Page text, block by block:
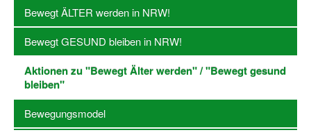
Qualifizierung
SSB Qualifizierungen
Übersicht Qualifizierungswege
Qualifizierung im Vereinsmanagement
Fachtag Bildung braucht Bewegung
Bewegt ÄLTER werden in NRW!
Bewegt GESUND bleiben in NRW!
Aktionen zu "Bewegt Älter werden" / "Bewegt gesund
bleiben"
Bewegungsmodel